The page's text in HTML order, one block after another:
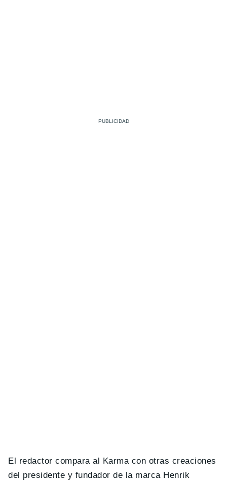
El redactor compara al Karma con otras creaciones
del presidente y fundador de la marca Henrik